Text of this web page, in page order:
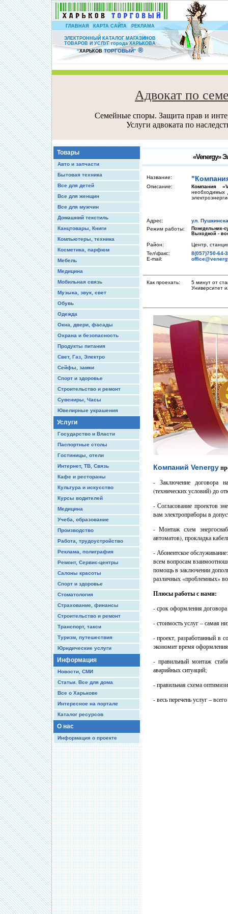
ГЛАВНАЯ| КАРТА САЙТА | РЕКЛАМА
ЭЛЕКТРОННЫЙ КАТАЛОГ МАГАЗИНОВ
ТОВАРОВ И УСЛУГ города ХАРЬКОВА
“ХАРЬКОВ ТОРГОВЫЙ” ®
Адвокат по
Семейные споры. Защита прав и
Услуги адвоката по
Товары
Авто и запчасти
Бытовая техника
Все для детей
Все для женщин
Все для мужчин
Домашний текстиль
Канцтовары, Книги
Компьютеры, техника
Косметика, парфюм
Мебель
Медицина
Мобильная связь
Музыка, звук, свет
Обувь
Одежда
Окна, двери, фасады
Охрана и безопасность
Продукты питания
Свет, Газ, Электро
Сейфы, замки
Спорт и здоровье
Строительство и ремонт
Сувениры, Часы
Ювелирные украшения
Услуги
Государство и Власти
Паспортные столы
Гостиницы, отели
Интернет, ТВ, Связь
Кафе и рестораны
Культура и искусство
Курсы водителей
Медицина
Учеба, образование
Производство
Работа, трудоустройство
Реклама, полиграфия
Ремонт, Сервис-центры
Салоны красоты
Спорт и здоровье
Стоматология
Страхование, финансы
Строительство и ремонт
Транспорт, такси
Туризм, путешествия
Юридические услуги
Информация
Новости, СМИ
Статьи. Все для дома
Все о Харькове
Интересное на портале
Каталог ресурсов
О нас
Информация о проекте
«Venergy»
Название:
Описание:
Компания
необходимых
Адрес:
ул.
Режим работы:
Понедельник-
Выходной -
Район:
Центр,
Тел\факс:
8(057)750-64-
E-mail:
Как проехать:
5 минут от
Университет
Компаний Venergy
- Заключение договора
(технических условий) до
- Согласование проектов
вам электроприборы в
- Монтаж схем
автоматов), прокладка
- Абонентское
всем вопросам
помощь в заключении
различных «проблемных»
Плюсы работы с нами:
- срок оформления
- стоимость услуг – самая
- проект, разработанный в
экономит время
- правильный монтаж
аварийных ситуаций;
- правильная схема
- весь перечень услуг –